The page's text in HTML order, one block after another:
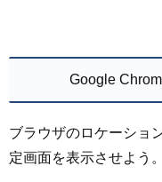
Google
ブラウザのロケーショ
定画面を表示させよう。